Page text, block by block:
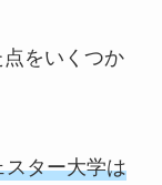
をいくつか
スター大学は